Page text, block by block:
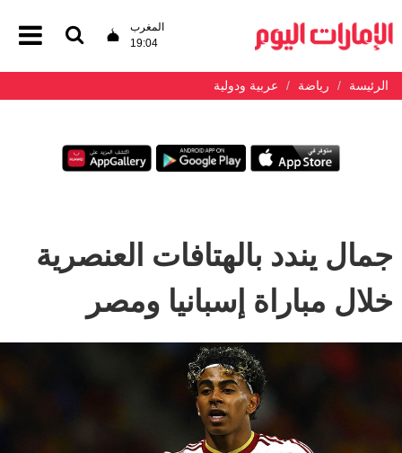
المغرب
19:04
الرئيسة رياضة عربية ودولية
جمال يندد بالهتافات العنصرية
خلال مباراة إسبانيا ومصر